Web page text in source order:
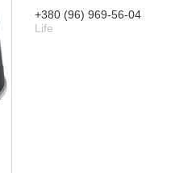
+380 (96) 969-56-04
Life